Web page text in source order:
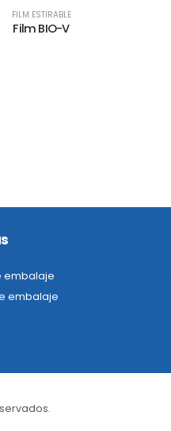
FILM ESTIRABLE
estirable impreso
embalaje
embalaje